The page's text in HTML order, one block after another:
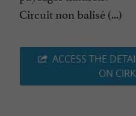
Circuit non balisé (...)
ACCESS THE
ON